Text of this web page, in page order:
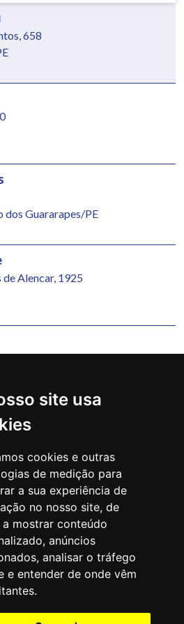
site usa
cookies e outras
de medição para
a sua experiência de
no nosso site, de
mostrar conteúdo
anúncios
analisar o tráfego
e entender de onde vêm
658
dos Guararapes/PE
Alencar, 1925
dos Guararapes/PE
2026 Todos os direitos reservados